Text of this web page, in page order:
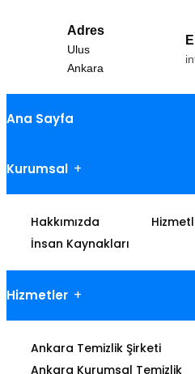
Adres
Ulus
Ankara
Ana Sayfa
Kurumsal
Hakkımızda
İnsan Kaynakları
Hizmetler
Ankara Temizlik Şirketi
Ankara Kurumsal Temizlik